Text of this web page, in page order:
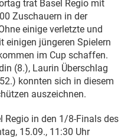
trat Basel Regio mit
Zuschauern in der
einige verletzte und
einigen jüngeren Spielern
im Cup schaffen.
(8.), Laurin Überschlag
konnten sich in diesem
auszeichnen.
Regio in den 1/8-Finals des
15.09., 11:30 Uhr